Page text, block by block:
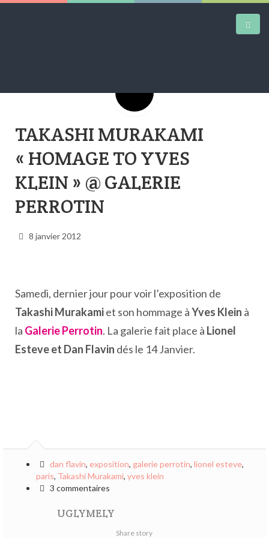
AIRTRAINERPEDIA
STREET ART
MW SHIFT
DAILY CITY
TAKASHI MURAKAMI
« HOMAGE TO YVES
KLEIN » @ GALERIE
PERROTIN
8 janvier 2012
Samedi, dernier jour pour voir l’exposition de
Takashi Murakamiet son hommage àYves Klein à
la Galerie Perrotin. La galerie fait place à Lionel
Esteve et Dan Flavin dés le 14 Janvier.
dan flavin, exposition, galerie perrotin, lionel esteve,
paris, Takashi Murakami, yves klein
3 commentaires
UGLYMELY
Share story